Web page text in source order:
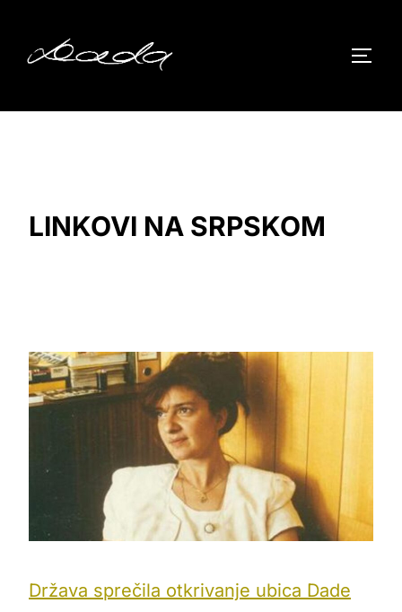
content
LINKOVI NA SRPSKOM
Država sprečila otkrivanje ubica Dade